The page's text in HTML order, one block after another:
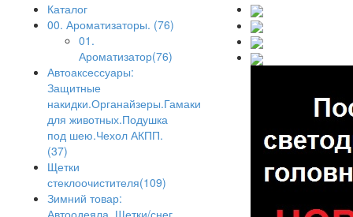
Каталог
00. Ароматизаторы. (76)
01.
Ароматизатор(76)
Автоаксессуары:
Защитные
накидки.Органайзеры.Гамаки
для животных.Подушка
под шею.Чехол АКПП.
(37)
Щетки
стеклоочистителя(109)
Зимний товар: